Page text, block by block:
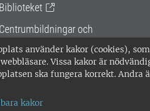
använder kakor (cookies), som
Vissa kakor är
ska fungera korrekt. Andra
kakor
Biblioteket
Centrumbildningar och
Gemensamma verksamhetsstödet